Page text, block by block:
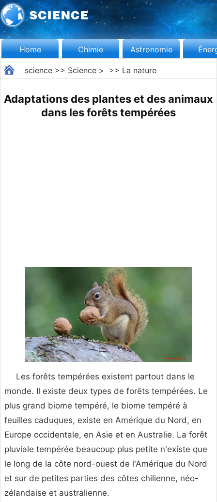
Home Chimie Astronomie
science>> Science> >> La nature
Adaptations des plantes et des animaux
dans les forêts tempérées
Les forêts tempérées existent partout dans le
monde. Il existe deux types de forêts tempérées. Le
plus grand biome tempéré, le biome tempéré à
feuilles caduques, existe en Amérique du Nord, en
Europe occidentale, en Asie et en Australie. La forêt
pluviale tempérée beaucoup plus petite n'existe que
le long de la côte nord-ouest de l'Amérique du Nord
et sur de petites parties des côtes chilienne, néo-
zélandaise et australienne.